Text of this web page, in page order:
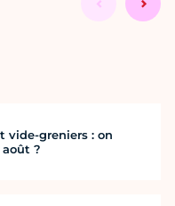
vide-greniers : on
?